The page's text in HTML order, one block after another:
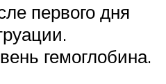
первого дня
гемоглобина.